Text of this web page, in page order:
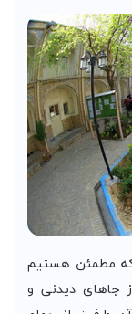
که مطمئن هستیم
جا‌های دیدنی و